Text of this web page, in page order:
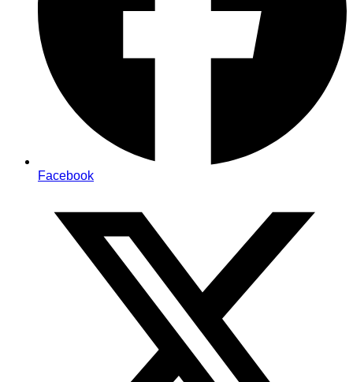
Facebook